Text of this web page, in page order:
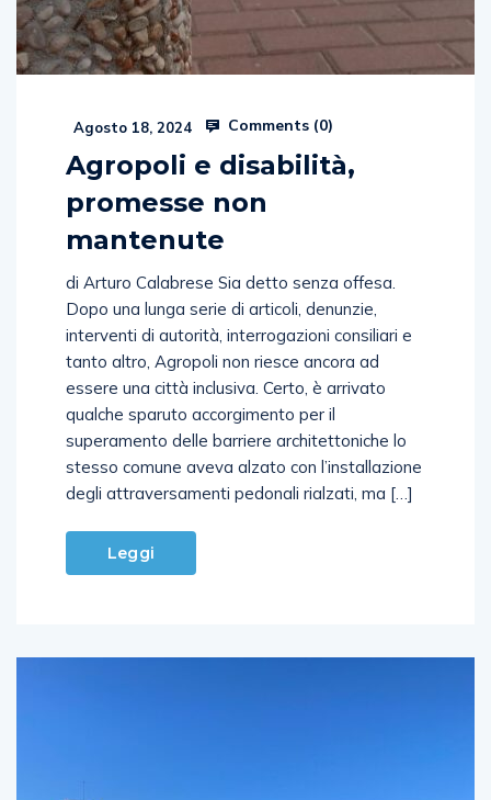
Agosto 18, 2024 Comments (0)
Agropoli e disabilità,
promesse non
mantenute
di Arturo Calabrese Sia detto senza offesa.
Dopo una lunga serie di articoli, denunzie,
interventi di autorità, interrogazioni consiliari e
tanto altro, Agropoli non riesce ancora ad
essere una città inclusiva. Certo, è arrivato
qualche sparuto accorgimento per il
superamento delle barriere architettoniche lo
stesso comune aveva alzato con l’installazione
degli attraversamenti pedonali rialzati, ma […]
Leggi